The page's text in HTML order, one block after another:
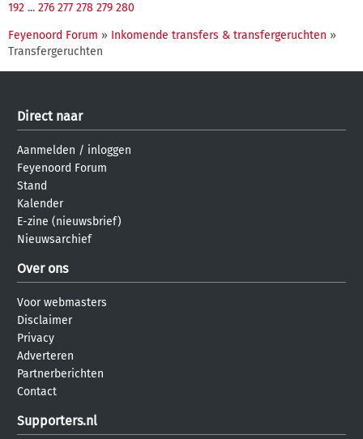
192 ... 276 277 278 279 280
Feyenoord Forum » Inkomende transfers & transfergeruchten »
Transfergeruchten
Direct naar
Aanmelden / inloggen
Feyenoord Forum
Stand
Kalender
E-zine (nieuwsbrief)
Nieuwsarchief
Over ons
Voor webmasters
Disclaimer
Privacy
Adverteren
Partnerberichten
Contact
Supporters.nl